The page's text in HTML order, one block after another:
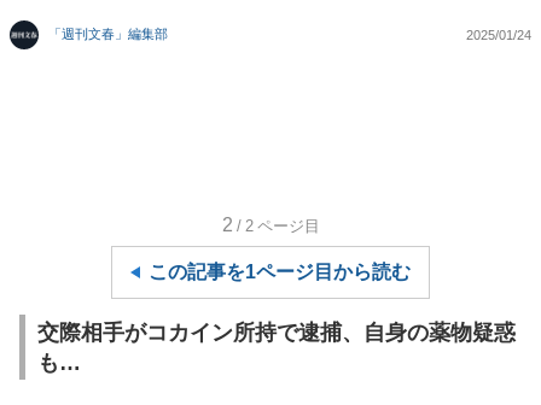
「週刊文春」編集部 2025/01/24
2 /2 ページ目
この記事を1ページ目から読む
交際相手がコカイン所持で逮捕、自身の薬物疑惑
も…